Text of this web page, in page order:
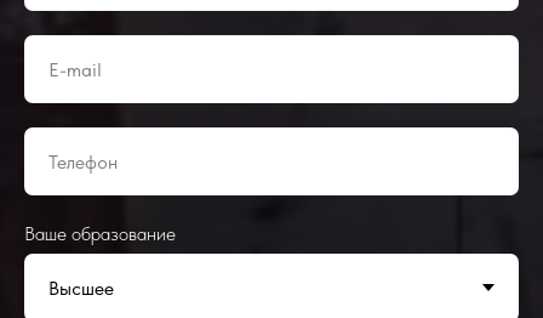
Ваше образование